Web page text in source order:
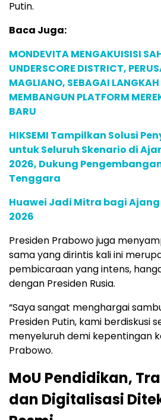
Putin.
Baca Juga:
MONDEVITA MENGAKUISISI
UNDERSCORE DISTRICT,
MAGLIANO, SEBAGAI
MEMBANGUN PLATFORM
BARU
HIKSEMI Tampilkan Solusi
untuk Seluruh Skenario di
2026, Dukung
Tenggara
Huawei Jadi Mitra bagi Ajang
2026
Presiden Prabowo juga
sama yang dirintis kali ini
pembicaraan yang intens,
dengan Presiden Rusia.
“Saya sangat menghargai
Presiden Putin, kami berdiskusi
menyeluruh demi kepentingan
Prabowo.
MoU Pendidikan,
dan Digitalisasi